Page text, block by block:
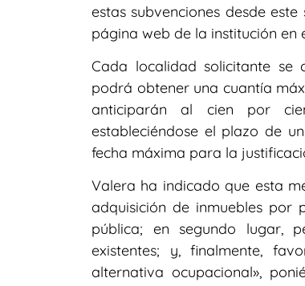
estas subvenciones desde
página web de la institución en
Cada localidad solicitante
podrá obtener una cuantía
anticiparán al cien por
estableciéndose el plazo de
fecha máxima para la
Valera ha indicado que esta
adquisición de inmuebles por
pública; en segundo lugar,
existentes; y, finalmente,
alternativa ocupacional»,